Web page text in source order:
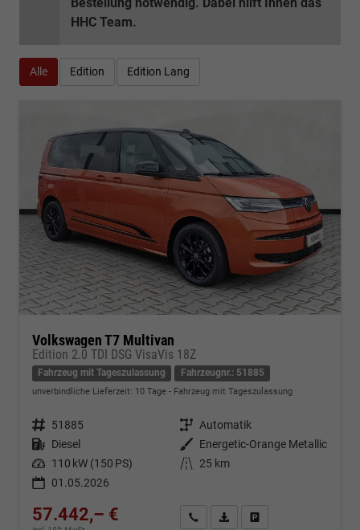
HHC Team.
Alle Edition Edition Lang
Volkswagen T7 Multivan
Edition 2.0 TDI DSG VisaVis 18Z
Fahrzeug mit Tageszulassung Fahrzeugnr.: 51885
unverbindliche Lieferzeit: 10 Tage Fahrzeug mit Tageszulassung
Fahrzeugnr. 51885 Getriebe Automatik
Kraftstoff Diesel Außenfarbe
Energetic-Orange Metallic
Leistung 110 kW (150 PS) Kilometerstand
25 km
01.05.2026
57.442,– € Kontakt & Angebot anfordern
PDF-Datei, Fahrzeugexposé